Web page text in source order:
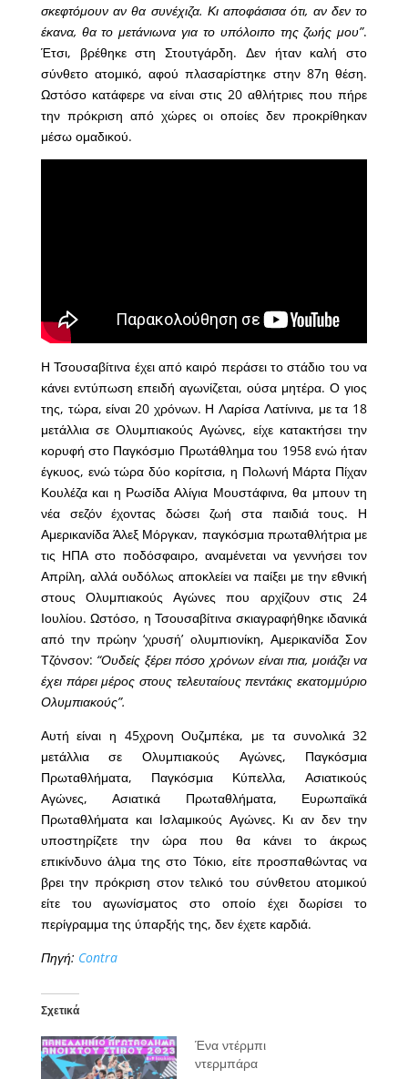
σκεφτόμουν αν θα συνέχιζα. Κι αποφάσισα ότι, αν δεν το
έκανα, θα το μετάνιωνα για το υπόλοιπο της ζωής μου”.
Έτσι, βρέθηκε στη Στουτγάρδη. Δεν ήταν καλή στο
σύνθετο ατομικό, αφού πλασαρίστηκε στην 87η θέση.
Ωστόσο κατάφερε να είναι στις 20 αθλήτριες που πήρε
την πρόκριση από χώρες οι οποίες δεν προκρίθηκαν
μέσω ομαδικού.
Η Τσουσαβίτινα έχει από καιρό περάσει το στάδιο του να
κάνει εντύπωση επειδή αγωνίζεται, ούσα μητέρα. Ο γιος
της, τώρα, είναι 20 χρόνων. Η Λαρίσα Λατίνινα, με τα 18
μετάλλια σε Ολυμπιακούς Αγώνες, είχε κατακτήσει την
κορυφή στο Παγκόσμιο Πρωτάθλημα του 1958 ενώ ήταν
έγκυος, ενώ τώρα δύο κορίτσια, η Πολωνή Μάρτα Πίχαν
Κουλέζα και η Ρωσίδα Αλίγια Μουστάφινα, θα μπουν τη
νέα σεζόν έχοντας δώσει ζωή στα παιδιά τους. Η
Αμερικανίδα Άλεξ Μόργκαν, παγκόσμια πρωταθλήτρια με
τις ΗΠΑ στο ποδόσφαιρο, αναμένεται να γεννήσει τον
Απρίλη, αλλά ουδόλως αποκλείει να παίξει με την εθνική
στους Ολυμπιακούς Αγώνες που αρχίζουν στις 24
Ιουλίου. Ωστόσο, η Τσουσαβίτινα σκιαγραφήθηκε ιδανικά
από την πρώην ‘χρυσή’ ολυμπιονίκη, Αμερικανίδα Σον
Τζόνσον: “Ουδείς ξέρει πόσο χρόνων είναι πια, μοιάζει να
έχει πάρει μέρος στους τελευταίους πεντάκις εκατομμύριο
Ολυμπιακούς”.
Αυτή είναι η 45χρονη Ουζμπέκα, με τα συνολικά 32
μετάλλια σε Ολυμπιακούς Αγώνες, Παγκόσμια
Πρωταθλήματα, Παγκόσμια Κύπελλα, Ασιατικούς
Αγώνες, Ασιατικά Πρωταθλήματα, Ευρωπαϊκά
Πρωταθλήματα και Ισλαμικούς Αγώνες. Κι αν δεν την
υποστηρίζετε την ώρα που θα κάνει το άκρως
επικίνδυνο άλμα της στο Τόκιο, είτε προσπαθώντας να
βρει την πρόκριση στον τελικό του σύνθετου ατομικού
είτε του αγωνίσματος στο οποίο έχει δωρίσει το
περίγραμμα της ύπαρξής της, δεν έχετε καρδιά.
Πηγή: Contra
Σχετικά
Ένα ντέρμπι
ντερμπάρα